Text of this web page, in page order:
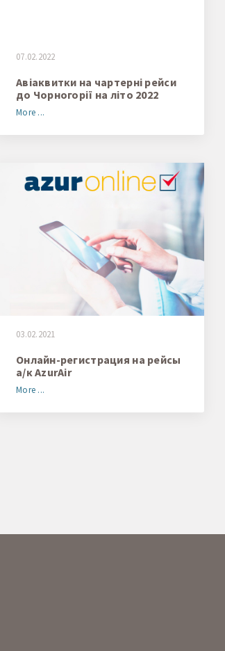
07.02.2022
Авіаквитки на чартерні рейси
до Чорногорії на літо 2022
More ...
03.02.2021
Онлайн-регистрация на рейсы
а/к AzurAir
More ...